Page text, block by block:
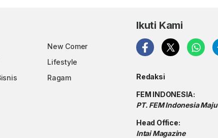
New Comer
Lifestyle
Ragam
Ikuti Kami
Redaksi
FEM INDONESIA:
PT. FEM Indonesia Maju
Head Office:
Intai Magazine